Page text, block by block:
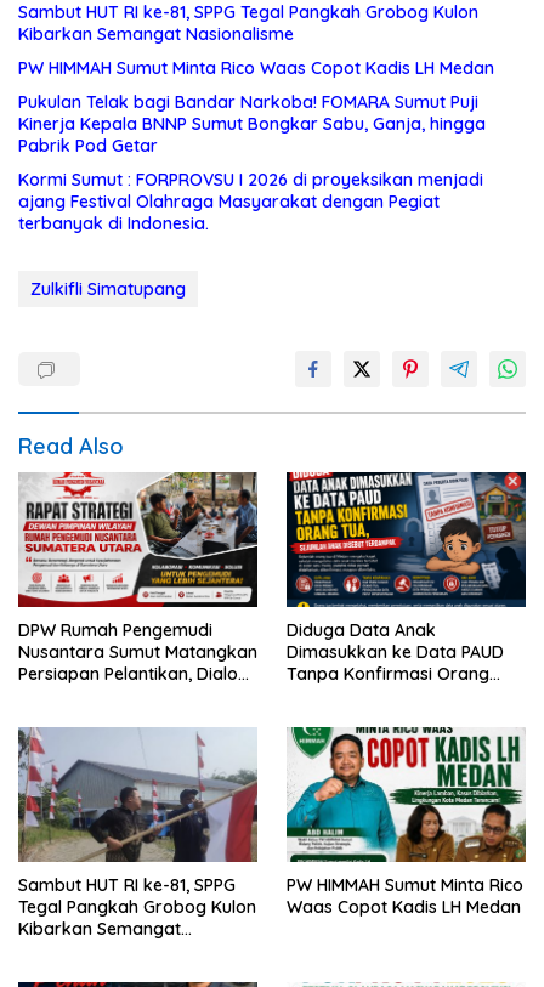
Sambut HUT RI ke-81, SPPG Tegal Pangkah Grobog Kulon
Kibarkan Semangat Nasionalisme
PW HIMMAH Sumut Minta Rico Waas Copot Kadis LH Medan
Pukulan Telak bagi Bandar Narkoba! FOMARA Sumut Puji
Kinerja Kepala BNNP Sumut Bongkar Sabu, Ganja, hingga
Pabrik Pod Getar
Kormi Sumut : FORPROVSU I 2026 di proyeksikan menjadi
ajang Festival Olahraga Masyarakat dengan Pegiat
terbanyak di Indonesia.
Zulkifli Simatupang
Read Also
DPW Rumah Pengemudi
Nusantara Sumut Matangkan
Persiapan Pelantikan, Dialog
Diduga Data Anak
Dimasukkan ke Data PAUD
Tanpa Konfirmasi Orang
Sambut HUT RI ke-81, SPPG
Tegal Pangkah Grobog Kulon
Kibarkan Semangat
PW HIMMAH Sumut Minta Rico
Waas Copot Kadis LH Medan